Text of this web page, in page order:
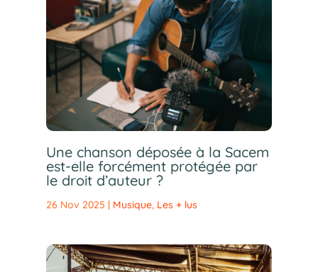
Une chanson déposée à la Sacem
est-elle forcément protégée par
le droit d’auteur ?
26 Nov 2025 | Musique, Les + lus